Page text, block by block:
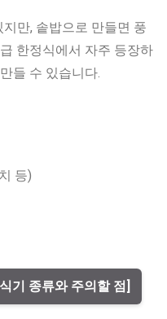
만, 솥밥으로 만들면 풍
한정식에서 자주 등장하
들 수 있습니다.
등)
기 종류와 주의할 점]